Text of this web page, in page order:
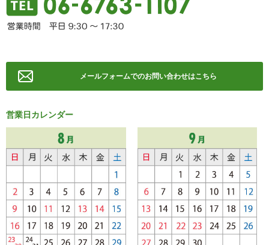
メールフォームでのお問い合わせはこちら
営業日カレンダー